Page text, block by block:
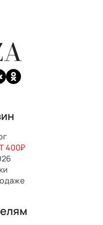
400₽